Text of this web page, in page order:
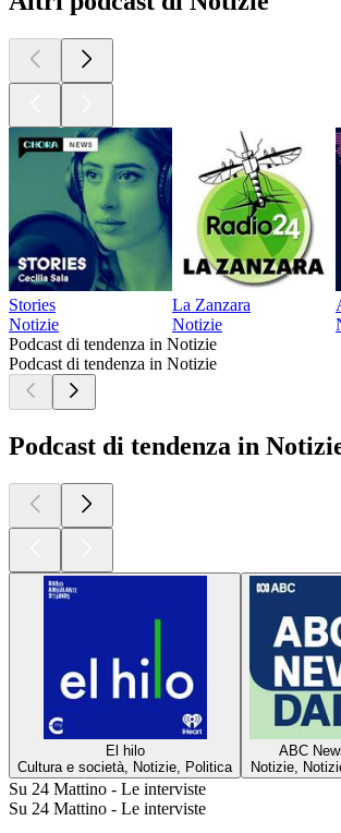
Stories
Notizie
La Zanzara
Notizie
Podcast di tendenza in Notizie
Podcast di tendenza in Notizie
Podcast di tendenza in
El hilo
Cultura e società, Notizie, Politica
ABC
Notizie,
Su 24 Mattino - Le interviste
Su 24 Mattino - Le interviste